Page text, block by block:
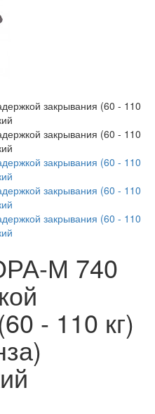
М 740
- 110 кг)